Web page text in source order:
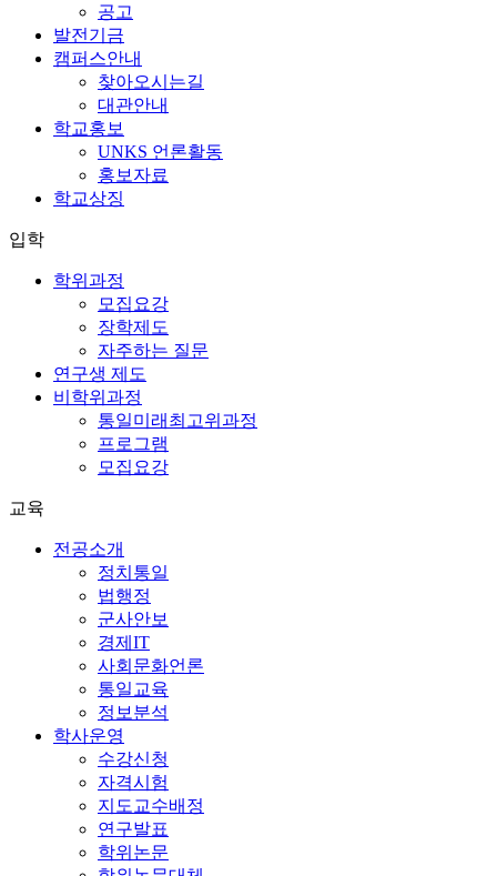
공고
발전기금
캠퍼스안내
찾아오시는길
대관안내
학교홍보
UNKS 언론활동
홍보자료
학교상징
입학
학위과정
모집요강
장학제도
자주하는 질문
연구생 제도
비학위과정
통일미래최고위과정
프로그램
모집요강
교육
전공소개
정치통일
법행정
군사안보
경제IT
사회문화언론
통일교육
정보분석
학사운영
수강신청
자격시험
지도교수배정
연구발표
학위논문